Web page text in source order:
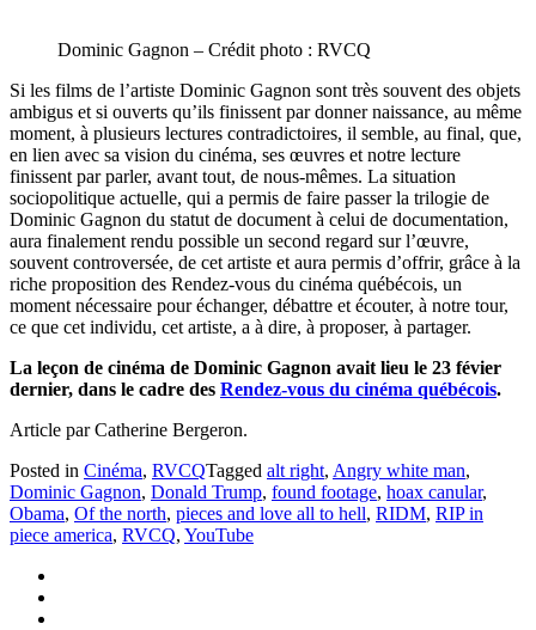
Dominic Gagnon – Crédit photo : RVCQ
Si les films de l’artiste Dominic Gagnon sont très souvent des objets
ambigus et si ouverts qu’ils finissent par donner naissance, au même
moment, à plusieurs lectures contradictoires, il semble, au final, que,
en lien avec sa vision du cinéma, ses œuvres et notre lecture
finissent par parler, avant tout, de nous-mêmes. La situation
sociopolitique actuelle, qui a permis de faire passer la trilogie de
Dominic Gagnon du statut de document à celui de documentation,
aura finalement rendu possible un second regard sur l’œuvre,
souvent controversée, de cet artiste et aura permis d’offrir, grâce à la
riche proposition des Rendez-vous du cinéma québécois, un
moment nécessaire pour échanger, débattre et écouter, à notre tour,
ce que cet individu, cet artiste, a à dire, à proposer, à partager.
La leçon de cinéma de Dominic Gagnon avait lieu le 23 févier
dernier, dans le cadre des Rendez-vous du cinéma québécois.
Article par Catherine Bergeron.
Posted in Cinéma, RVCQTagged alt right, Angry white man,
Dominic Gagnon, Donald Trump, found footage, hoax canular,
Obama, Of the north, pieces and love all to hell, RIDM, RIP in
piece america, RVCQ, YouTube